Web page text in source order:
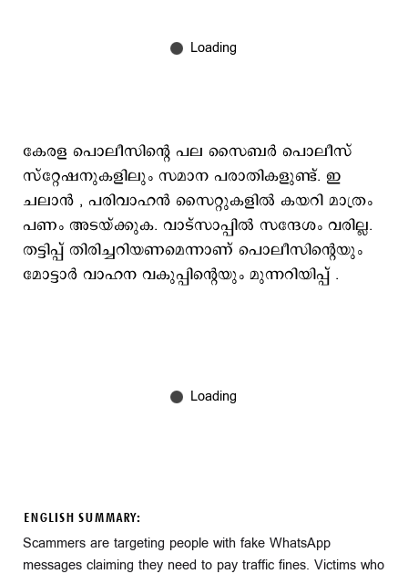
കേരള പൊലീസിന്‍റെ പല സൈബർ പൊലീസ്
സ്റ്റേഷനുകളിലും സമാന പരാതികളുണ്ട്. ഇ
ചലാൻ , പരിവാഹൻ സൈറ്റുകളിൽ കയറി മാത്രം
പണം അടയ്ക്കുക. വാട്സാപ്പിൽ സന്ദേശം വരില്ല.
തട്ടിപ്പ് തിരിച്ചറിയണമെന്നാണ് പൊലീസിന്‍റെയും
മോട്ടാർ വാഹന വകുപ്പിന്‍റെയും മുന്നറിയിപ്പ് .
ENGLISH SUMMARY:
Scammers are targeting people with fake WhatsApp
messages claiming they need to pay traffic fines. Victims who